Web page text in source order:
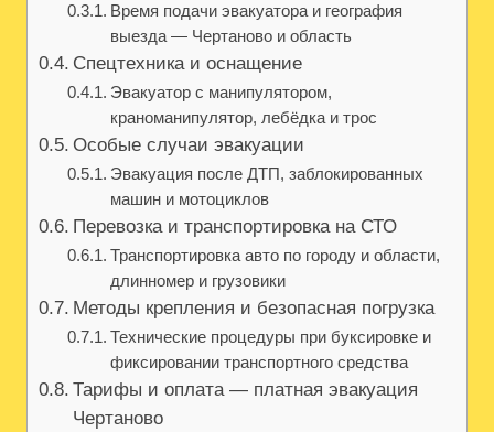
Время подачи эвакуатора и география
выезда — Чертаново и область
Спецтехника и оснащение
Эвакуатор с манипулятором,
краноманипулятор, лебёдка и трос
Особые случаи эвакуации
Эвакуация после ДТП, заблокированных
машин и мотоциклов
Перевозка и транспортировка на СТО
Транспортировка авто по городу и области,
длинномер и грузовики
Методы крепления и безопасная погрузка
Технические процедуры при буксировке и
фиксировании транспортного средства
Тарифы и оплата — платная эвакуация
Чертаново